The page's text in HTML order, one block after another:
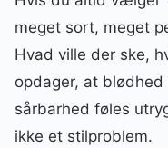
meget sort, meget
Hvad ville der ske,
opdager, at
sårbarhed føles
ikke et stilproblem.